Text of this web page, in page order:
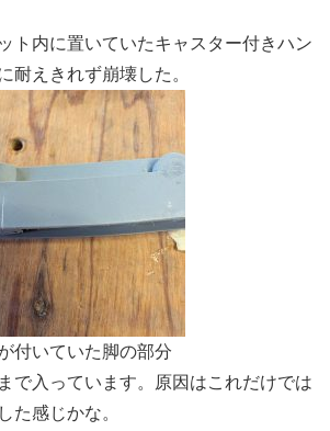
ト内に置いていたキャスター付きハン
耐えきれず崩壊した。
付いていた脚の部分
で入っています。原因はこれだけでは
た感じかな。